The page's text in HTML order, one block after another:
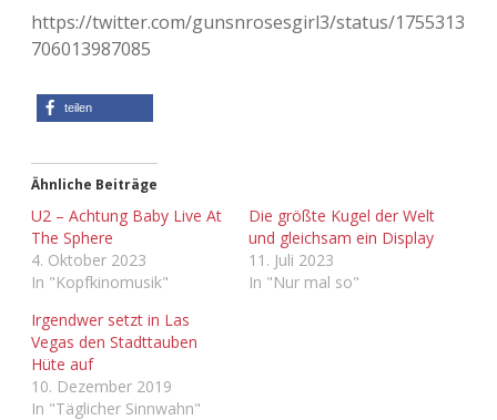
Adventskalender 2021
https://twitter.com/gunsnrosesgirl3/status/1755313
706013987085
teilen
Ähnliche Beiträge
U2 – Achtung Baby Live At
The Sphere
4. Oktober 2023
In "Kopfkinomusik"
Die größte Kugel der Welt
und gleichsam ein Display
11. Juli 2023
In "Nur mal so"
Irgendwer setzt in Las
Vegas den Stadttauben
Hüte auf
10. Dezember 2019
In "Täglicher Sinnwahn"